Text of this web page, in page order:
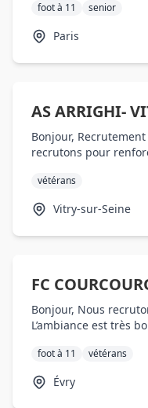
foot à 11 senior
Paris
AS ARRIGHI-
Bonjour,
recrutons pour
vétérans
Vitry-sur-Seine
FC
Bonjour, Nous
L’ambiance est très
foot à 11 vétérans
Évry